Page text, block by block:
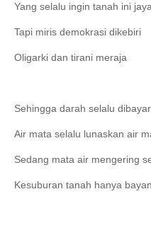
Yang selalu ingin tanah ini
Tapi miris demokrasi dikebiri
Oligarki dan tirani meraja
Sehingga darah selalu
Air mata selalu lunaskan air
Sedang mata air mengering
Kesuburan tanah hanya